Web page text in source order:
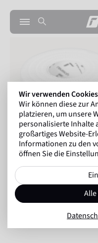
Wir verwenden Cookies
Wir können diese zur
platzieren, um unsere
personalisierte Inhalte
großartiges Website-
Informationen zu den
öffnen Sie die